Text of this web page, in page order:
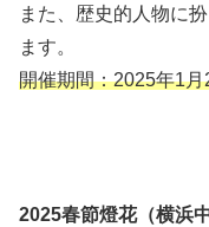
また、歴史的人物に
ます。
開催期間：2025年1
2025春節燈花（横浜中